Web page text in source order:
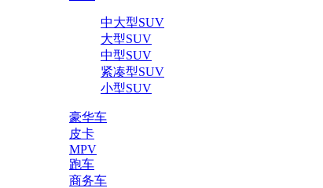
中大型SUV
大型SUV
中型SUV
紧凑型SUV
小型SUV
豪华车
皮卡
MPV
跑车
商务车